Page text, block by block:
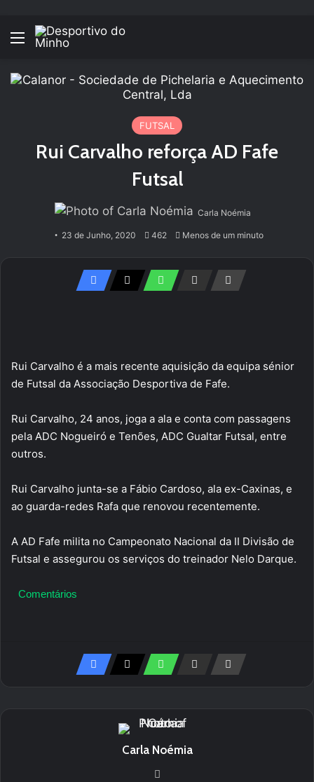
Menu
FUTSAL
Rui Carvalho reforça AD Fafe
Futsal
Carla Noémia
23 de Junho, 2020 462 Menos de um minuto
Rui Carvalho é a mais recente aquisição da equipa sénior
de Futsal da Associação Desportiva de Fafe.
Rui Carvalho, 24 anos, joga a ala e conta com passagens
pela ADC Nogueiró e Tenões, ADC Gualtar Futsal, entre
outros.
Rui Carvalho junta-se a Fábio Cardoso, ala ex-Caxinas, e
ao guarda-redes Rafa que renovou recentemente.
A AD Fafe milita no Campeonato Nacional da II Divisão de
Futsal e assegurou os serviços do treinador Nelo Darque.
Comentários
Carla Noémia